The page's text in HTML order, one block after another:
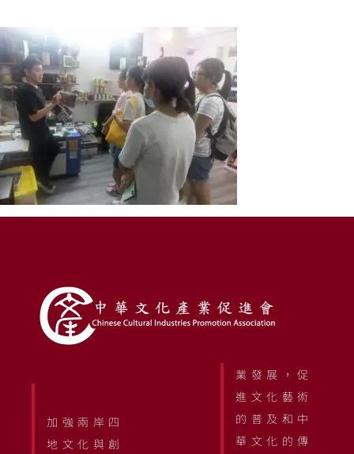
加強兩岸四
地文化與創
業發展，促
進文化藝術
的普及和中
華文化的傳